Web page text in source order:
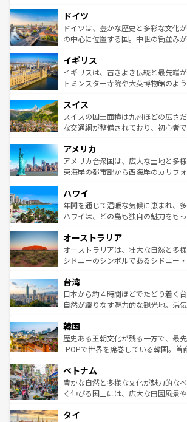
せる。地方によって風土や気候が異
性で訪れる人を魅
ンテンツ一覧を参照してほしい。
で、幅広い魅力が詰まっている。華
聖堂、美しいビーチ、そして豊かな
から魅了する。また、フランスは美
いる。シャンパンの発祥地であるラン
香り高いラベンダー畑など、多彩な
らに、パリ以外の地域にも魅力が溢
れる地方に足を運ぶとそれぞれで全
きるだろう。 なお、新着のフラン
を参照してほしい。
ドイツ
ドイツは、豊かな歴史と多彩な文化
の中心に位置する国。中世の街並み
顔を持つこの国は、どこを歩いても飽
ルリンの文化的活気、バイエルン州
してライン川沿いのワイン畑といっ
は、お酒好きな人にはぜひ体験してほしい。 なお
ドイツ情報はコンテンツ一覧を参照
イギリス
イギリスは、古きよき伝統と最先端
トミンスター寺院や大英博物館のよ
リアごとに異なる魅力がある。また
ティー、ビール好きにはたまらない
戦など、本場だからこそできる体験
ンツ一覧を参照してほしい。
スイス
スイスの国土面積は九州ほどの広さ
な交通網が整備されており、初心者
の建物がそのまま残る町や、スイスな
博物館もあり、アルプス観光だけで
ことができる。国民の所得が高いた
ば市内交通費無料で観光を楽しむこともでき
着のスイス情報はコンテンツ一覧 を
アメリカ
アメリカ合衆国は、広大な土地と多
東海岸の都市部から西海岸のカリフ
のような巨大都市は、観光、ショッピ
ンメントが詰まった刺激的なスポッ
西部には大自然が広がり、グランド
部のニューオーリンズでは、音楽と美
文化が魅力。旅行者はアメリカの各地
しみながら、その多様性と豊かな歴
ならではの贅沢な旅のスタイルだ。 なお、新着のアメリカ
情報はコンテンツ一覧を参照してほ
ハワイ
年間を通じて温暖な気候に恵まれ、
ハワイは、どの島も独自の魅力をも
ワイ島は見逃せない。また、定番の観
島だが、静かな自然を求めるならマ
おすすめ。エメラルドグリーンに輝
れるおもてなしの心で訪れる人々を迎
人々、おいしいローカルフードやハ
ク、伝統的なフラダンスなど、すべ
ワイを、存分に味わってほしい。 なお、新着のハワイ情報
はコンテンツ一覧を参照してほしい。
オーストラリア
オーストラリアは、壮大な自然と多
シドニーのシンボルであるシドニー
リアリーフや大陸中央部にそびえるウ
ク）、タスマニアの美しい原生林や
ど、見どころがたくさん。また、カ
いる。アクティビティも充実しており
ビング、ハイキングなど、アウトド
い。オーストラリアの多彩な魅力を
参照してほしい。
台湾
日本から約４時間ほどでたどり着く
自然が織りなす魅力的な観光地。活
ン）、静ひつな山岳地帯である台湾東
と山間の静けさが共存しており、訪
驚きをもたらしてくれる。また、奥
容にもいいと評判のスイーツなど、バ
が味わえる。 なお、新着の台湾情報は
照してほしい。
韓国
歴史ある王朝文化が残る一方で、最
-POPで世界を席巻している韓国。首
き、地方に足を延ばせば四季折々の自
できる。そして、キムチや焼肉、絶
まで、さまざまな韓国料理が待って
リティに包まれながら、韓国の多彩な
ベトナム
豊かな自然と多様な文化が魅力的な
く伸びる国土には、広大な田園風景
急速な発展と共に伝統が息づく。ハノ
タイ